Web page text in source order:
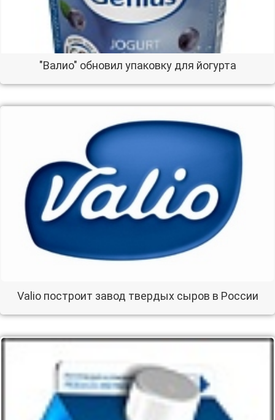
"Валио" обновил упаковку для йогурта
Valio построит завод твердых сыров в России